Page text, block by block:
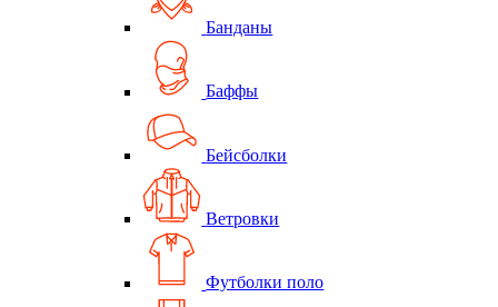
Банданы
Баффы
Бейсболки
Ветровки
Футболки поло